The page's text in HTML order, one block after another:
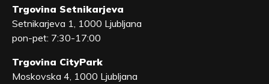
Trgovina Setnikarjeva
Setnikarjeva 1, 1000 Ljubljana
pon-pet: 7:30-17:00
Trgovina CityPark
Moskovska 4, 1000 Ljubljana